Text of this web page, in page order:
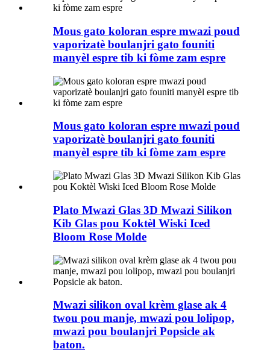
Mous gato koloran espre mwazi poud
vaporizatè boulanjri gato founiti
manyèl espre tib ki fòme zam espre
Mous gato koloran espre mwazi poud
vaporizatè boulanjri gato founiti
manyèl espre tib ki fòme zam espre
Plato Mwazi Glas 3D Mwazi Silikon
Kib Glas pou Koktèl Wiski Iced
Bloom Rose Molde
Mwazi silikon oval krèm glase ak 4
twou pou manje, mwazi pou lolipop,
mwazi pou boulanjri Popsicle ak
baton.